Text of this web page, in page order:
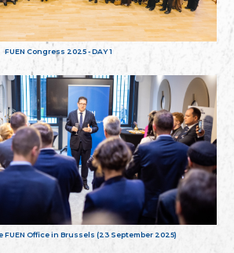
FUEN Congress 2025 - DAY 1
FUEN Office in Brussels (23 September 2025)